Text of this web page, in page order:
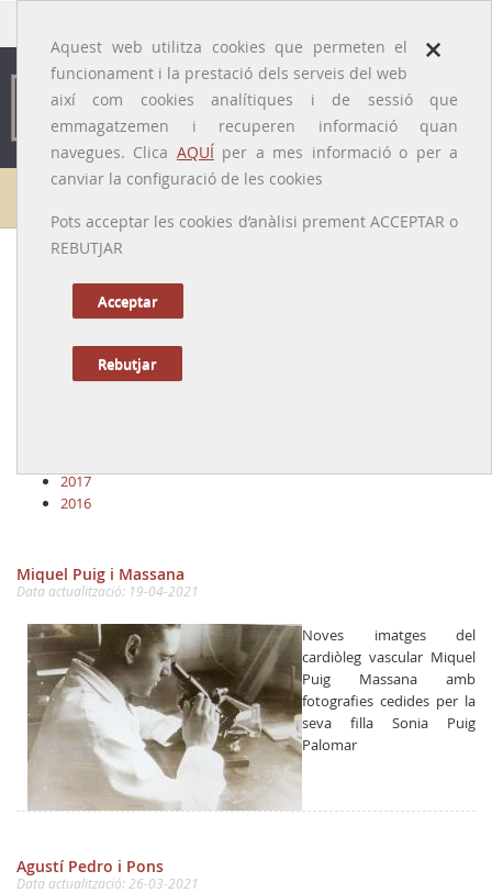
×
Aquest web utilitza cookies que permeten el
funcionament i la prestació dels serveis del web
així com cookies analítiques i de sessió que
emmagatzemen i recuperen informació quan
navegues. Clica AQUÍper a mes informació o per a
canviar la configuració de les cookies
Pots acceptar les cookies d’anàlisi prement ACCEPTAR o
REBUTJAR
Acceptar
Rebutjar
Actualitzacions
2026
2023
2017
2016
Miquel Puig i Massana
Data actualització: 19-04-2021
Noves imatges del
cardiòleg vascular Miquel
Puig Massana amb
fotografies cedides per la
seva filla Sonia Puig
Palomar
Agustí Pedro i Pons
Data actualització: 26-03-2021